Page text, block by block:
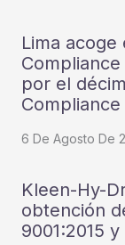
Lima
por el
6 De Agosto De
Kleen-Hy-
obtención
9001:2015 y